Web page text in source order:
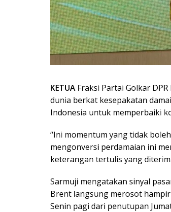
KETUA Fraksi Partai Golkar
dunia berkat kesepakatan
Indonesia untuk memperbaiki
“Ini momentum yang tidak
mengonversi perdamaian ini
keterangan tertulis yang
Sarmuji mengatakan sinyal
Brent langsung merosot
Senin pagi dari penutupan